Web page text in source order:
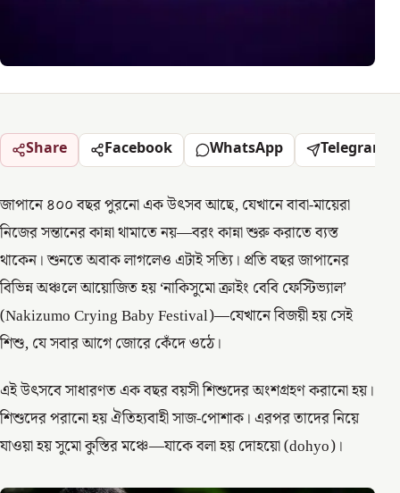
Share Facebook WhatsApp Telegram
জাপানে ৪০০ বছর পুরনো এক উৎসব আছে, যেখানে বাবা-মায়েরা
নিজের সন্তানের কান্না থামাতে নয়—বরং কান্না শুরু করাতে ব্যস্ত
থাকেন। শুনতে অবাক লাগলেও এটাই সত্যি। প্রতি বছর জাপানের
বিভিন্ন অঞ্চলে আয়োজিত হয় ‘নাকিসুমো ক্রাইং বেবি ফেস্টিভ্যাল’
(Nakizumo Crying Baby Festival)—যেখানে বিজয়ী হয় সেই
শিশু, যে সবার আগে জোরে কেঁদে ওঠে।
এই উৎসবে সাধারণত এক বছর বয়সী শিশুদের অংশগ্রহণ করানো হয়।
শিশুদের পরানো হয় ঐতিহ্যবাহী সাজ-পোশাক। এরপর তাদের নিয়ে
যাওয়া হয় সুমো কুস্তির মঞ্চে—যাকে বলা হয় দোহয়ো (dohyo)।